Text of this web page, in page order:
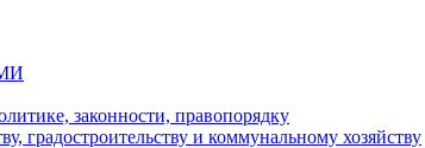
законности, правопорядку
градостроительству и коммунальному хозяйству